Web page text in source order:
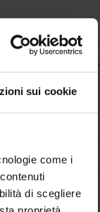
sui cookie
come i
di scegliere
atti pubblicata